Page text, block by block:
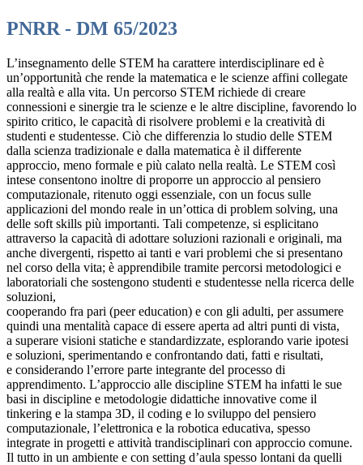
PNRR - DM 65/2023
L’insegnamento delle STEM ha carattere interdisciplinare ed è
un’opportunità che rende la matematica e le scienze affini collegate
alla realtà e alla vita. Un percorso STEM richiede di creare
connessioni e sinergie tra le scienze e le altre discipline, favorendo lo
spirito critico, le capacità di risolvere problemi e la creatività di
studenti e studentesse. Ciò che differenzia lo studio delle STEM
dalla scienza tradizionale e dalla matematica è il differente
approccio, meno formale e più calato nella realtà. Le STEM così
intese consentono inoltre di proporre un approccio al pensiero
computazionale, ritenuto oggi essenziale, con un focus sulle
applicazioni del mondo reale in un’ottica di problem solving, una
delle soft skills più importanti. Tali competenze, si esplicitano
attraverso la capacità di adottare soluzioni razionali e originali, ma
anche divergenti, rispetto ai tanti e vari problemi che si presentano
nel corso della vita; è apprendibile tramite percorsi metodologici e
laboratoriali che sostengono studenti e studentesse nella ricerca delle
soluzioni,
cooperando fra pari (peer education) e con gli adulti, per assumere
quindi una mentalità capace di essere aperta ad altri punti di vista,
a superare visioni statiche e standardizzate, esplorando varie ipotesi
e soluzioni, sperimentando e confrontando dati, fatti e risultati,
e considerando l’errore parte integrante del processo di
apprendimento. L’approccio alle discipline STEM ha infatti le sue
basi in discipline e metodologie didattiche innovative come il
tinkering e la stampa 3D, il coding e lo sviluppo del pensiero
computazionale, l’elettronica e la robotica educativa, spesso
integrate in progetti e attività trandisciplinari con approccio comune.
Il tutto in un ambiente e con setting d’aula spesso lontani da quelli